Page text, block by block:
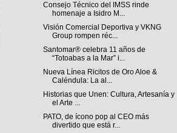
Consejo Técnico del IMSS rinde
homenaje a Isidro M...
Visión Comercial Deportiva y VKNG
Group rompen réc...
Santomar® celebra 11 años de
“Totoabas a la Mar” i...
Nueva Línea Ricitos de Oro Aloe &
Caléndula: La al...
Historias que Unen: Cultura, Artesanía y
el Arte ...
PATO, de ícono pop al CEO más
divertido que está r...